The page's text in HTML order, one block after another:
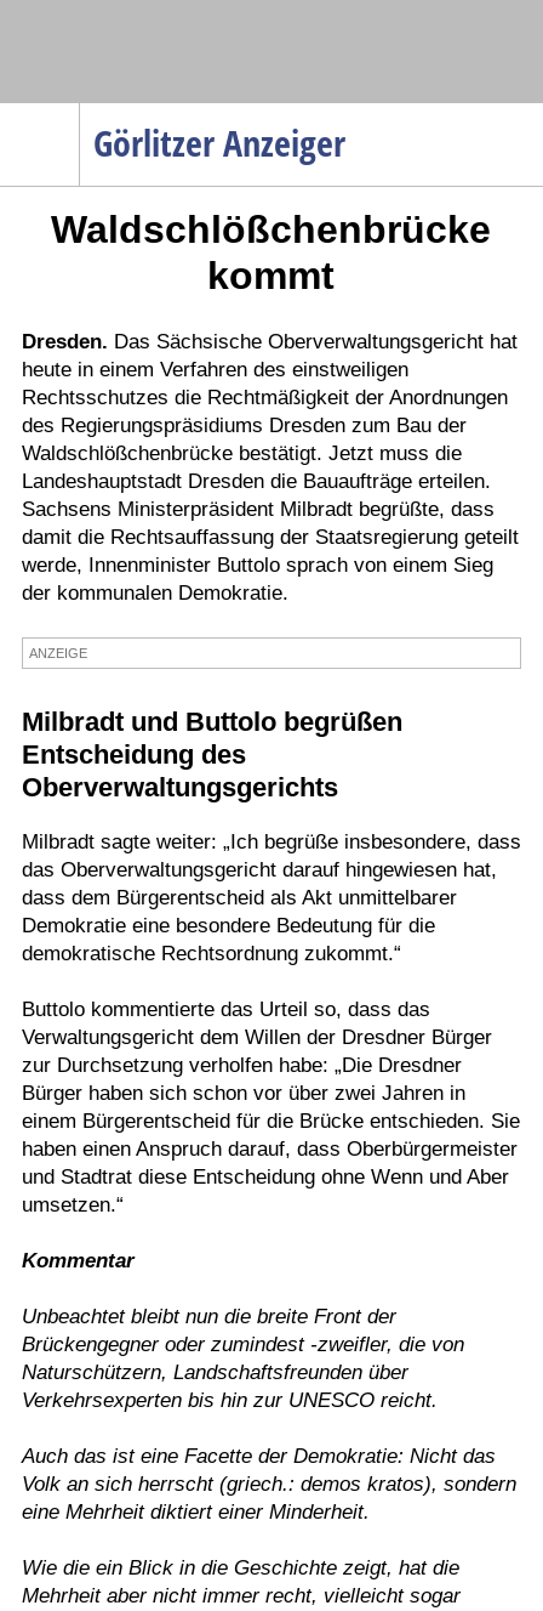
Görlitzer Anzeiger
Menüpunkte
Politik
Wirtschaft
Service
Verkehr
Gesundheit
Kultur
Sport
Termine
Waldschlößchenbrücke
kommt
Dresden. Das Sächsische Oberverwaltungsgericht hat
heute in einem Verfahren des einstweiligen
Rechtsschutzes die Rechtmäßigkeit der Anordnungen
des Regierungspräsidiums Dresden zum Bau der
Waldschlößchenbrücke bestätigt. Jetzt muss die
Landeshauptstadt Dresden die Bauaufträge erteilen.
Sachsens Ministerpräsident Milbradt begrüßte, dass
damit die Rechtsauffassung der Staatsregierung geteilt
werde, Innenminister Buttolo sprach von einem Sieg
der kommunalen Demokratie.
ANZEIGE
Milbradt und Buttolo begrüßen
Entscheidung des
Oberverwaltungsgerichts
Milbradt sagte weiter: „Ich begrüße insbesondere, dass
das Oberverwaltungsgericht darauf hingewiesen hat,
dass dem Bürgerentscheid als Akt unmittelbarer
Demokratie eine besondere Bedeutung für die
demokratische Rechtsordnung zukommt.“
Buttolo kommentierte das Urteil so, dass das
Verwaltungsgericht dem Willen der Dresdner Bürger
zur Durchsetzung verholfen habe: „Die Dresdner
Bürger haben sich schon vor über zwei Jahren in
einem Bürgerentscheid für die Brücke entschieden. Sie
haben einen Anspruch darauf, dass Oberbürgermeister
und Stadtrat diese Entscheidung ohne Wenn und Aber
umsetzen.“
Kommentar
Unbeachtet bleibt nun die breite Front der
Brückengegner oder zumindest -zweifler, die von
Naturschützern, Landschaftsfreunden über
Verkehrsexperten bis hin zur UNESCO reicht.
Auch das ist eine Facette der Demokratie: Nicht das
Volk an sich herrscht (griech.: demos kratos), sondern
eine Mehrheit diktiert einer Minderheit.
Wie die ein Blick in die Geschichte zeigt, hat die
Mehrheit aber nicht immer recht, vielleicht sogar